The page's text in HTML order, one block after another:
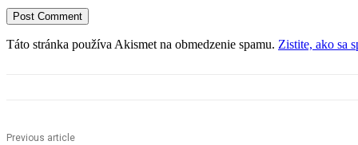
Táto stránka používa Akismet na obmedzenie spamu. Zistite, ako sa
Previous article